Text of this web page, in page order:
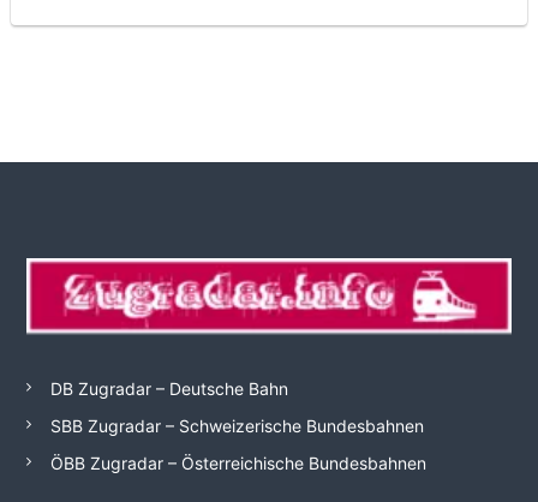
DB Zugradar – Deutsche Bahn
SBB Zugradar – Schweizerische Bundesbahnen
ÖBB Zugradar – Österreichische Bundesbahnen